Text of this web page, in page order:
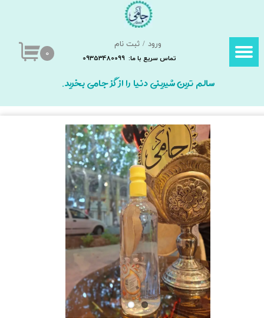
ورود / ثبت نام
تغییر گذر واژه
خروج از حساب کاربری
تماس سریع با ما: 09353480099 ۰
سالم ترین شیرینی دنیا را از گز جامی بخرید.